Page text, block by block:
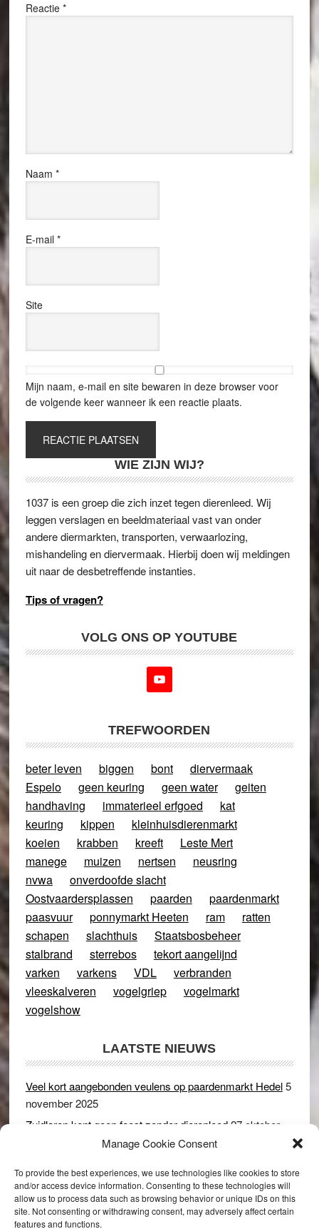
Manage Cookie Consent
To provide the best experiences, we use technologies like cookies to store
and/or access device information. Consenting to these technologies will
allow us to process data such as browsing behavior or unique IDs on this
site. Not consenting or withdrawing consent, may adversely affect certain
features and functions.
Reactie *
Naam *
E-mail *
Site
Mijn naam, e-mail en site bewaren in deze browser voor
de volgende keer wanneer ik een reactie plaats.
WIE ZIJN WIJ?
1037 is een groep die zich inzet tegen dierenleed. Wij
leggen verslagen en beeldmateriaal vast van onder
andere diermarkten, transporten, verwaarlozing,
mishandeling en diervermaak. Hierbij doen wij meldingen
uit naar de desbetreffende instanties.
Tips of vragen?
VOLG ONS OP YOUTUBE
TREFWOORDEN
beter leven biggen bont
diervermaak
Espelo
geen keuring geen water
geiten
handhaving
immaterieel erfgoed
kat
keuring
kippen
kleinhuisdierenmarkt
koeien
krabben kreeft
Leste Mert
manege
muizen nertsen
neusring
nvwa
onverdoofde slacht
Oostvaardersplassen
paarden
paardenmarkt
paasvuur
ponnymarkt Heeten ram
ratten
schapen
slachthuis
Staatsbosbeheer
stalbrand
sterrebos
tekort aangelijnd
varken
varkens VDL
verbranden
vleeskalveren
vogelgriep
vogelmarkt
vogelshow
LAATSTE NIEUWS
Veel kort aangebonden veulens op paardenmarkt Hedel5
november 2025
Zuidlaren kent geen feest zonder dierenleed27 oktober
Rijswijk (Gld) 2 december 2024
Dikbillen sieren de troon op schaamteloos Leste Merte in
Druten 8 november 2024